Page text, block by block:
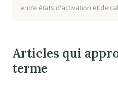
entre états d'activation et de
Articles qui
terme